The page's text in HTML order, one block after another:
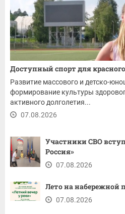
Доступный спорт для
Развитие массового и детско-
формирование культуры
активного долголетия...
07.08.2026
Участники СВО
Россия»
07.08.2026
Лето на набережной
07.08.2026